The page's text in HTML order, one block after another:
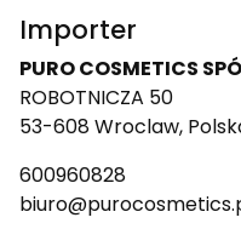
Importer
PURO COSMETICS
ROBOTNICZA 50
53-608 Wroclaw,
600960828